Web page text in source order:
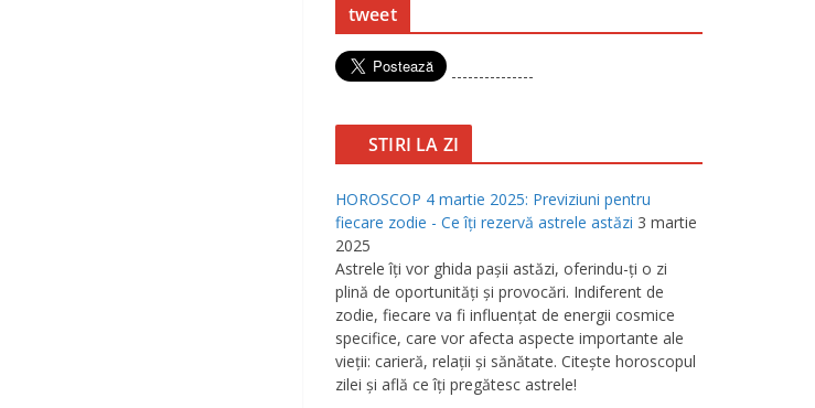
tweet
---------------
STIRI LA ZI
HOROSCOP 4 martie 2025: Previziuni pentru
fiecare zodie - Ce îţi rezervă astrele astăzi 3 martie
2025
Astrele îţi vor ghida paşii astăzi, oferindu-ţi o zi
plină de oportunităţi şi provocări. Indiferent de
zodie, fiecare va fi influenţat de energii cosmice
specifice, care vor afecta aspecte importante ale
vieţii: carieră, relaţii şi sănătate. Citeşte horoscopul
zilei şi află ce îţi pregătesc astrele!